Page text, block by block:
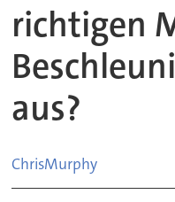
richtigen
aus?
ChrisMurphy